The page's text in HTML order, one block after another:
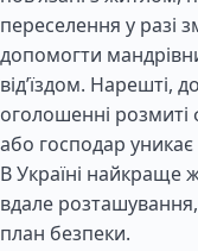
переселення у разі
допомогти
від’їздом. Нарешті,
оголошенні розмиті
або господар
В Україні найкраще
вдале
план безпеки.